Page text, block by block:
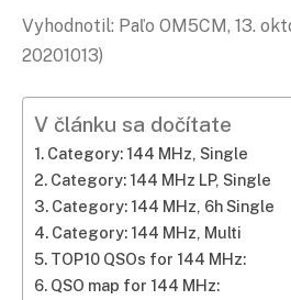
Vyhodnotil: Paľo OM5CM, 13.
20201013)
V článku sa dočítate
Category: 144 MHz, Single
Category: 144 MHz LP, Single
Category: 144 MHz, 6h Single
Category: 144 MHz, Multi
TOP10 QSOs for 144 MHz:
QSO map for 144 MHz: